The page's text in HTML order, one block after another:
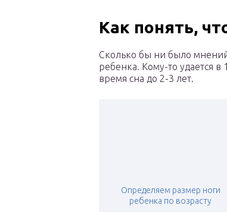
Как понять,
Сколько бы ни было
ребенка. Кому-то удается
время сна до 2-3 лет.
Определяем размер ноги
ребенка по возрасту